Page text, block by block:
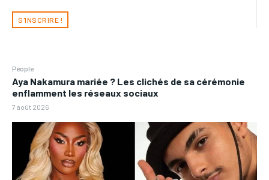
S'INSCRIRE !
People
Aya Nakamura mariée ? Les clichés de sa cérémonie
enflamment les réseaux sociaux
7 août 2026